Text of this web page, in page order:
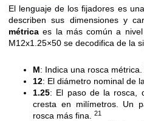
El lenguaje de los fijadores es
describen sus dimensiones y
métrica es la más común a
M12x1.25×50 se decodifica de la
M: Indica una rosca métrica.
12: El diámetro nominal de
1.25: El paso de la rosca,
cresta en milímetros. Un
rosca más fina.
21